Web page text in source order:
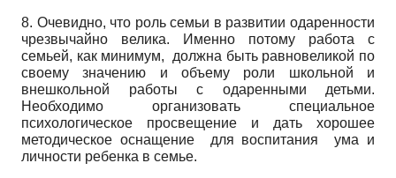
8. Очевидно, что роль семьи в развитии одаренности
чрезвычайно велика. Именно потому работа с
семьей, как минимум, должна быть равновеликой по
своему значению и объему роли школьной и
внешкольной работы с одаренными детьми.
Необходимо организовать специальное
психологическое просвещение и дать хорошее
методическое оснащение для воспитания ума и
личности ребенка в семье.